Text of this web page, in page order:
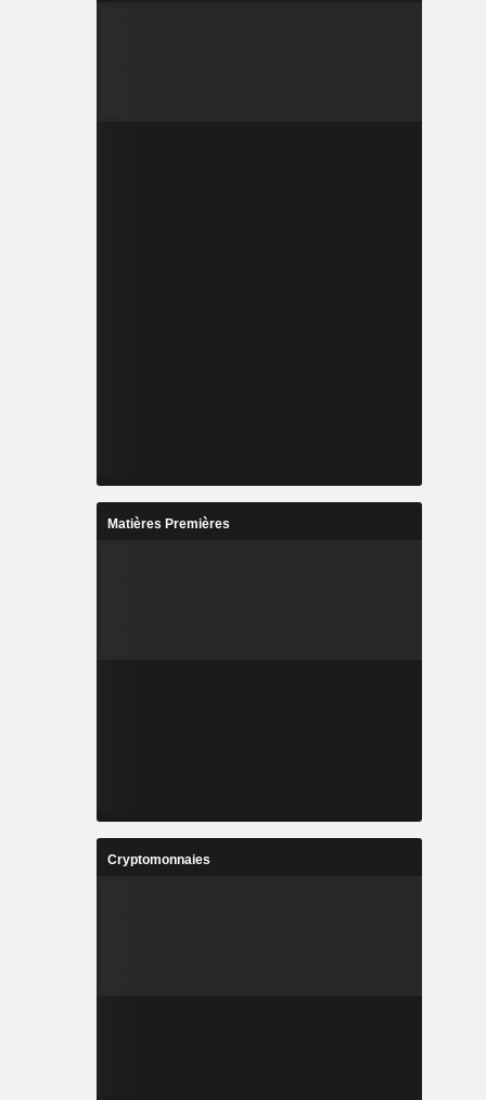
Matières Premières
Cryptomonnaies